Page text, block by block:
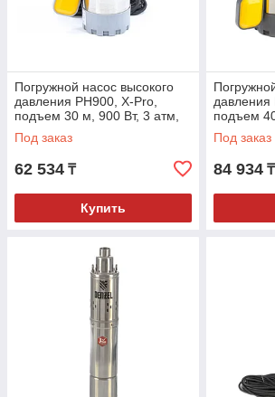
Погружной насос высокого
давления PH900, X-Pro,
подъем 30 м, 900 Вт, 3 атм,
5500 л/ч. DENZEL
Под заказ
62 534 ₸
Купить
давления
подъем
Denzel
Под заказ
84 934 ₸